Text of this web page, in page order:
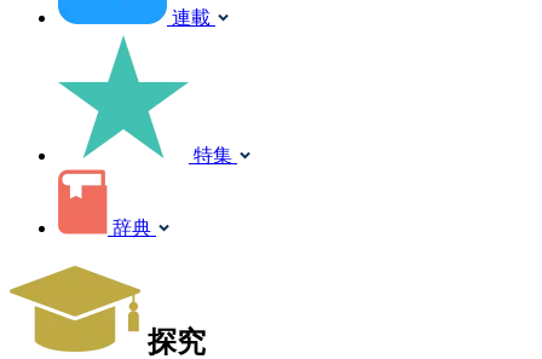
連載
特集
辞典
探究